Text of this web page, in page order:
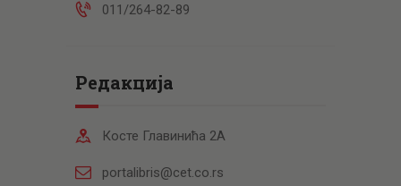
011/264-82-89
Редакција
Косте Главинића 2А
portalibris@cet.co.rs